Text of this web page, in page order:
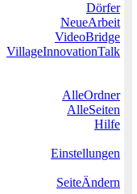
Dörfer
NeueArbeit
VideoBridge
VillageInnovationTalk
AlleOrdner
AlleSeiten
Hilfe
Einstellungen
SeiteÄndern